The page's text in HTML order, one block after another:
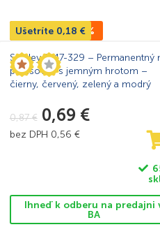
TOP CENA -21%
Ušetríte 0,18 €
Stanley 1-47-329 – Permanentný
popisovač s jemným hrotom –
čierny, červený, zelený a modrý
0,87€ 0,69 €
bez DPH 0,56 €
Ihneď k odberu na predajni
BA